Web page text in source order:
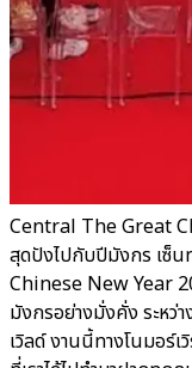
Central The Great
สุดปังไปกับปีมังกร เซ็
Chinese New Year
มังกรอย่างมั่งคั่ง ระหว่
เวิลด์ งานนี้ทางโนมอร์